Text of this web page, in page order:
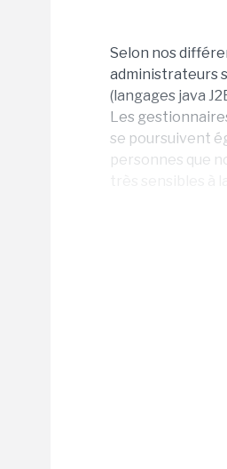
Selon nos
administrateurs
(langages java
Les
se poursuivent
personnes que